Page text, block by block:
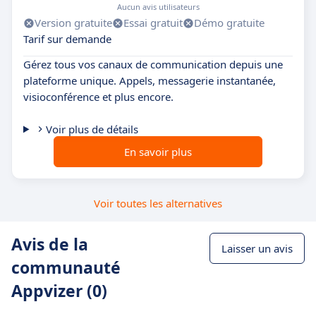
Aucun avis utilisateurs
Version gratuite Essai gratuit
Démo gratuite
Tarif sur demande
Gérez tous vos canaux de communication depuis une
plateforme unique. Appels, messagerie instantanée,
visioconférence et plus encore.
Voir plus de détails
En savoir plus
Voir toutes les alternatives
Avis de la
communauté
Appvizer (0)
Laisser un avis